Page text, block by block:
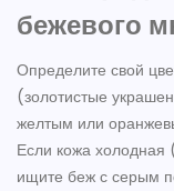
бежевого
Определите свой
(золотистые
желтым или
Если кожа
ищите беж с серым